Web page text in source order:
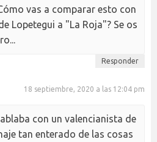
vas a comparar esto con
Lopetegui a "La Roja"? Se os
Responder
18 septiembre, 2020 a las 12:04 pm
con un valencianista de
tan enterado de las cosas